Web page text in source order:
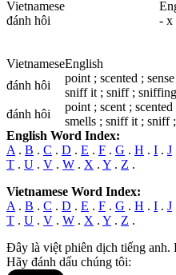
Vietnamese
đánh hôi
- x
VietnameseEnglish
đánh hôi
point ; scented ;
sniff it ; sniff ;
đánh hôi
point ; scent ;
smells ; sniff it ; sniff
English Word Index:
A . B . C . D . E . F . G . H . I . J
T . U . V . W . X . Y . Z .
Vietnamese Word Index:
A . B . C . D . E . F . G . H . I . J
T . U . V . W . X . Y . Z .
Đây là việt phiên dịch tiếng anh.
Hãy đánh dấu chúng tôi: